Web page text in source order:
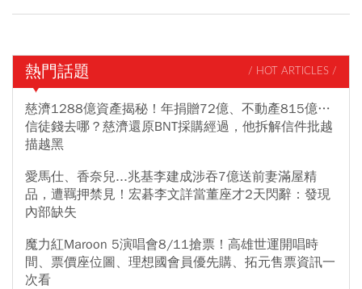
熱門話題 / HOT ARTICLES /
慈濟1288億資產揭秘！年捐贈72億、不動產815億…
信徒錢去哪？慈濟還原BNT採購經過，他拆解信件批越
描越黑
愛馬仕、香奈兒...兆基李建成涉吞7億送前妻滿屋精
品，遭羈押禁見！宏碁李文詳當董座才2天閃辭：發現
內部缺失
魔力紅Maroon 5演唱會8/11搶票！高雄世運開唱時
間、票價座位圖、理想國會員優先購、拓元售票資訊一
次看